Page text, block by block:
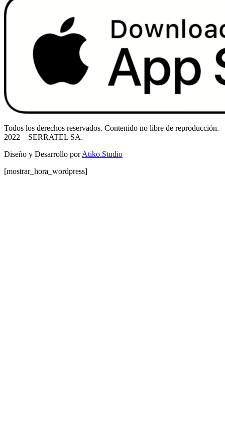
Todos los derechos reservados. Contenido no libre de reproducción.
2022 – SERRATEL SA.
Diseño y Desarrollo porAtiko.Studio
[mostrar_hora_wordpress]